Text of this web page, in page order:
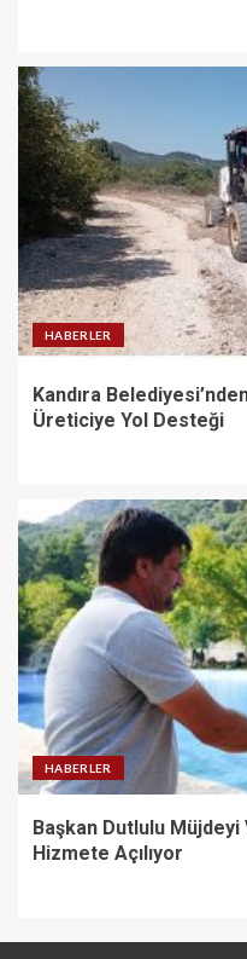
HABERLER
Kandıra
Üreticiye Yol Desteği
HABERLER
Başkan Dutlulu Müjdeyi
Hizmete Açılıyor